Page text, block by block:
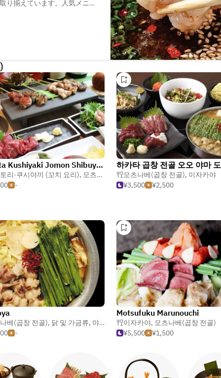
り揃えています。人気メニュ
Hakata Kushiyaki Jomon Shibuya ten
리·쿠시야끼 (꼬치 요리), 모츠나베(곱창 전골)
-
하카타 곱창 전골 오오 야마
모츠나베(곱창 전골), 이자카야
¥3,500
¥2,500
,모츠나베(곱창 전골)
베(곱창 전골), 닭 및 가금류, 야키토리·쿠시야끼 (꼬치 요리)
-
Motsufuku Marunouchi
이자카야, 모츠나베(곱창 전골)
¥5,500
¥1,500